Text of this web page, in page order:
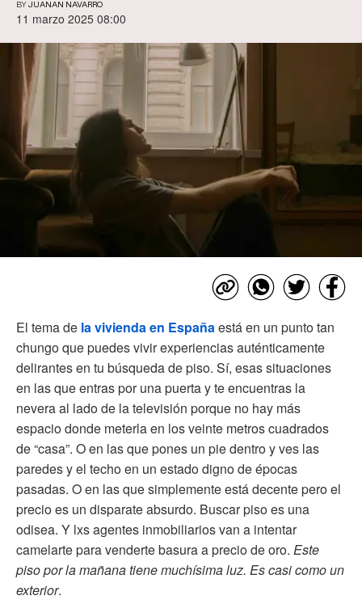
BY JUANAN NAVARRO
11 marzo 2025 08:00
El tema de la vivienda en Españaestá en un punto tan
chungo que puedes vivir experiencias auténticamente
delirantes en tu búsqueda de piso. Sí, esas situaciones
en las que entras por una puerta y te encuentras la
nevera al lado de la televisión porque no hay más
espacio donde meterla en los veinte metros cuadrados
de “casa”. O en las que pones un pie dentro y ves las
paredes y el techo en un estado digno de épocas
pasadas. O en las que simplemente está decente pero el
precio es un disparate absurdo. Buscar piso es una
odisea. Y lxs agentes inmobiliarios van a intentar
camelarte para venderte basura a precio de oro. Este
piso por la mañana tiene muchísima luz. Es casi como un
exterior.